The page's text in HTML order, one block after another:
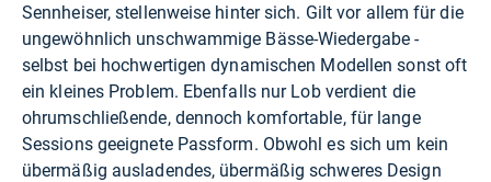
Sennheiser, stellenweise hinter sich. Gilt vor allem für die
ungewöhnlich unschwammige Bässe-Wiedergabe -
selbst bei hochwertigen dynamischen Modellen sonst oft
ein kleines Problem. Ebenfalls nur Lob verdient die
ohrumschließende, dennoch komfortable, für lange
Sessions geeignete Passform. Obwohl es sich um kein
übermäßig ausladendes, übermäßig schweres Design